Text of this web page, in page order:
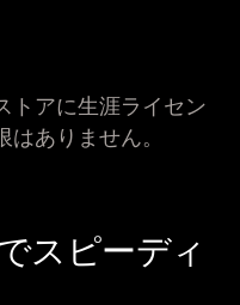
トアに生涯ライセン
ありません。
スピーディ